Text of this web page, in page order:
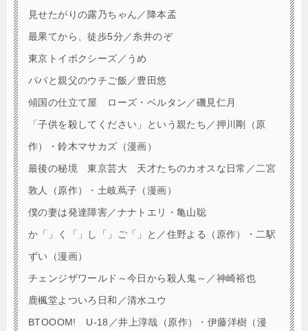
見せたがりの露乃ちゃん／降本孟
最果てから、徒歩5分／糸井のぞ
東京トイボクシーズ／うめ
パパと親父のウチご飯／豊田悠
傾国の仕立て屋 ローズ・ベルタン／磯見仁月
「子供を殺してください」という親たち／押川剛（原
作）・鈴木マサカズ（漫画）
最後の秘境 東京芸大 天才たちのカオスな日常／二宮
敦人（原作）・土岐蔦子（漫画）
僕の妻は発達障害／ナナトエリ・亀山聡
か「」く「」し「」ご「」と／住野よる（原作）・二駅
ずい（漫画）
チェンジザワールド～今日から殺人鬼～／神崎裕也
鹿楓堂よついろ日和／清水ユウ
BTOOOM! U-18／井上淳哉（原作）・伊藤洋樹（漫